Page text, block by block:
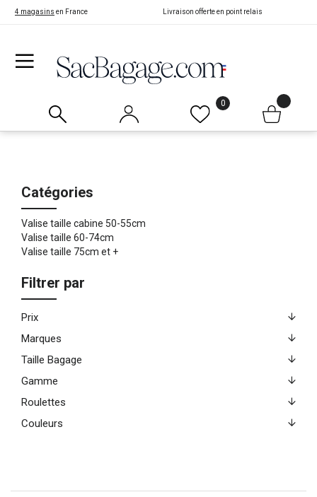
4 magasins en France Livraison offerte en point relais
0
Catégories
Valise taille cabine 50-55cm
Valise taille 60-74cm
Valise taille 75cm et +
Filtrer par
Prix
Marques
Taille Bagage
Gamme
Roulettes
Couleurs